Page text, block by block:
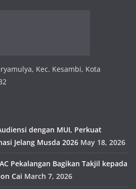
Kec. Kesambi, Kota
dengan MUI, Perkuat
Jelang Musda 2026 May 18, 2026
Pekalangan Bagikan Takjil kepada
Cai March 7, 2026